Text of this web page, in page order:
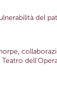
del
Teatro